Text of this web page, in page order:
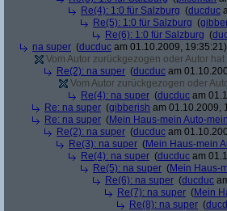
Re(4): 1:0 für Salzburg (ducduc
Re(5): 1:0 für Salzburg (
Re(6): 1:0 für Salzburg (
na super (ducduc am 01.10.2009, 19:35:21)
Vom Autor zurückgezogen oder Autor
Re(2): na super (ducduc am
Vom Autor zurückgezogen oder
Re(4): na super (ducduc am
Re: na super (gibberish am 01.10.2009,
Re: na super (Mein Haus-mein Auto-
Re(2): na super (ducduc am
Re(3): na super (Mein Haus-mein
Re(4): na super (ducduc am
Re(5): na super (Mein Haus-
Re(6): na super (ducduc
Re(7): na super (Mein
Re(8): na super (